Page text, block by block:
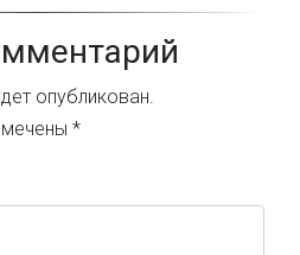
опубликован.
*